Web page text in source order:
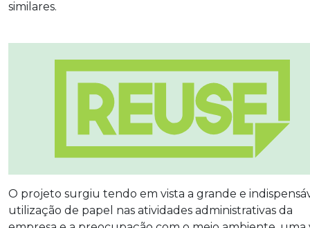
similares.
O projeto surgiu tendo em vista a grande e
utilização de papel nas atividades administrativas da